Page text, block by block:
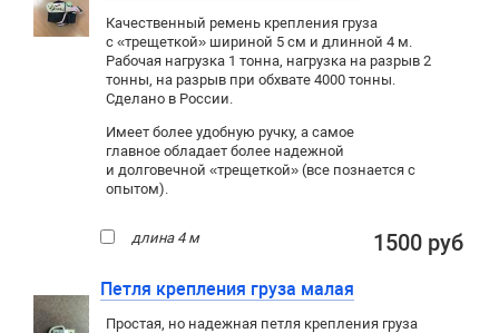
Качественный ремень крепления груза
с «трещеткой» шириной 5 см и длинной 4 м.
Рабочая нагрузка 1 тонна, нагрузка на разрыв 2
тонны, на разрыв при обхвате 4000 тонны.
Сделано в России.
Имеет более удобную ручку, а самое
главное обладает более надежной
и долговечной «трещеткой» (все познается с
опытом).
длина 4 м 1500 руб
Петля крепления груза малая
Простая, но надежная петля крепления груза